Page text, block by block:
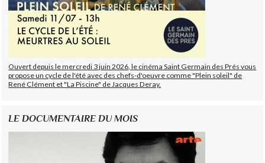
Ouvert depuis le mercredi 3 juin 2026, le cinéma Saint Germain des Prés vous
propose un cycle de l'été avec des chefs-d'oeuvre comme "Plein soleil" de
René Clément et "La Piscine" de Jacques Deray.
LE DOCUMENTAIRE DU MOIS